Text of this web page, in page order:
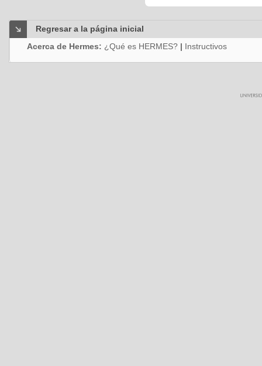
Regresar a la página inicial
Acerca de Hermes: ¿Qué es HERMES? | Instructivos